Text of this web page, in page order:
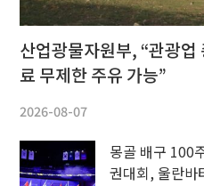
산업광물자원부, “관광
료 무제한 주유 가능”
2026-08-07
몽골 배구 100
권대회, 울란바